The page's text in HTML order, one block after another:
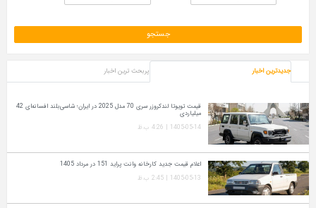
جدیدترین اخبار پربحث ترین اخبار
قیمت تویوتا لندکروزر سری 70 مدل 2025 در ایران؛ شاسی‌بلند افسانه‌ای 42
میلیاردی
1405-05-14 | 4:26 ب.ظ
اعلام قیمت جدید کارخانه وانت پراید 151 در مرداد 1405
1405-05-13 | 2:45 ب.ظ